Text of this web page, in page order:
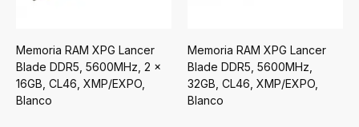
Memoria RAM XPG Lancer
Blade DDR5, 5600MHz, 2 x
16GB, CL46, XMP/EXPO,
Blanco
Memoria RAM XPG Lancer
Blade DDR5, 5600MHz,
32GB, CL46, XMP/EXPO,
Blanco